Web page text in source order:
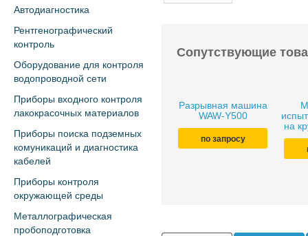
Автодиагностика
Рентгенографический
контроль
Оборудование для контроля
водопроводной сети
Приборы входного контроля
лакокрасочных материалов
Приборы поиска подземных
комуникаций и диагностика
кабелей
Приборы контроля
окружающей среды
Металлографическая
пробоподготовка
Сопутствующие
Разрывная машина
WAW-Y500
по запросу
на